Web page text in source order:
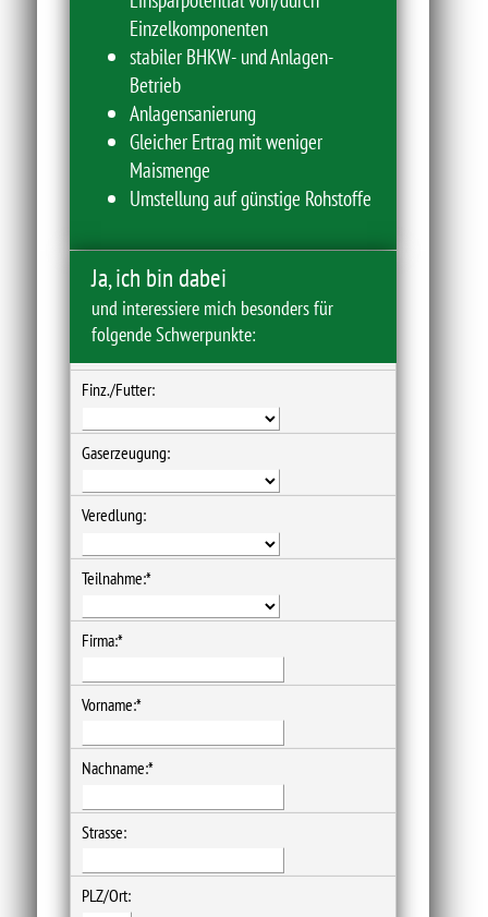
Einzelkomponenten
stabiler BHKW- und Anlagen-
Betrieb
Anlagensanierung
Gleicher Ertrag mit weniger
Maismenge
Umstellung auf günstige Rohstoffe
Ja, ich bin dabei
und interessiere mich besonders für
folgende Schwerpunkte:
Finz./Futter:
Gaserzeugung:
Veredlung:
Teilnahme:*
Firma:*
Vorname:*
Nachname:*
Strasse:
PLZ/Ort: